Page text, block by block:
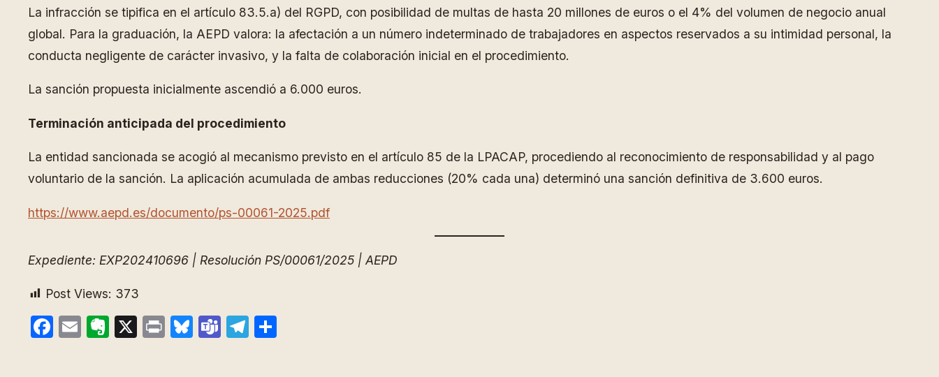
La infracción se tipifica en el artículo 83.5.a) del RGPD, con posibilidad de multas de hasta 20 millones de euros o el 4% del volumen de negocio anual
global. Para la graduación, la AEPD valora: la afectación a un número indeterminado de trabajadores en aspectos reservados a su intimidad personal, la
conducta negligente de carácter invasivo, y la falta de colaboración inicial en el procedimiento.
La sanción propuesta inicialmente ascendió a 6.000 euros.
Terminación anticipada del procedimiento
La entidad sancionada se acogió al mecanismo previsto en el artículo 85 de la LPACAP, procediendo al reconocimiento de responsabilidad y al pago
voluntario de la sanción. La aplicación acumulada de ambas reducciones (20% cada una) determinó una sanción definitiva de 3.600 euros.
https://www.aepd.es/documento/ps-00061-2025.pdf
Expediente: EXP202410696 | Resolución PS/00061/2025 | AEPD
Post Views: 373
Facebook
EmailEvernote
X PrintBluesky
TeamsTelegram